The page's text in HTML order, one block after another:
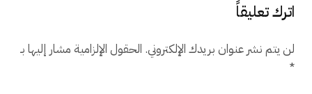
اترك تعليقاً
لن يتم نشر عنوان بريدك الإلكتروني. الحقول الإلزامية مشار إليها بـ
*